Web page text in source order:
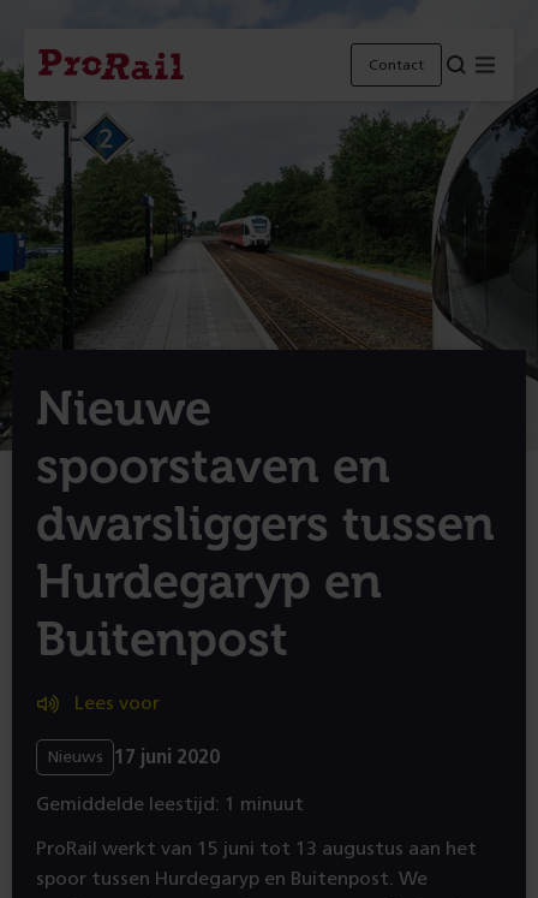
Navigatie
Homepage
ProRail
Contact
Nieuwe
spoorstaven en
dwarsliggers tussen
Hurdegaryp en
Buitenpost
Lees voor
Nieuws 17 juni 2020
Gemiddelde leestijd: 1 minuut
ProRail werkt van 15 juni tot 13 augustus aan het
spoor tussen Hurdegaryp en Buitenpost. We